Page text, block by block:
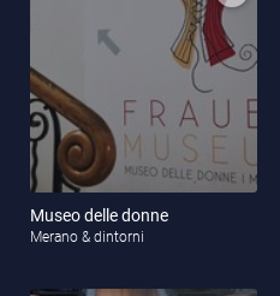
Museo delle donne
Merano & dintorni